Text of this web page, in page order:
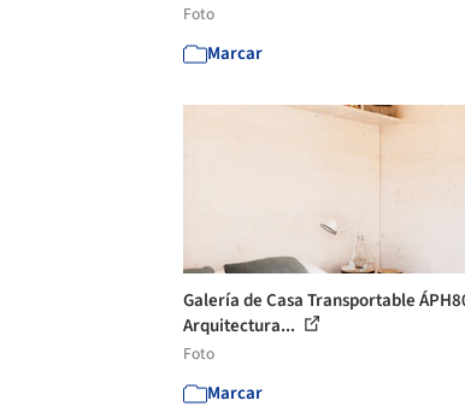
Foto
Marcar
Galería de Casa Transportable
Arquitectura...
Foto
Marcar